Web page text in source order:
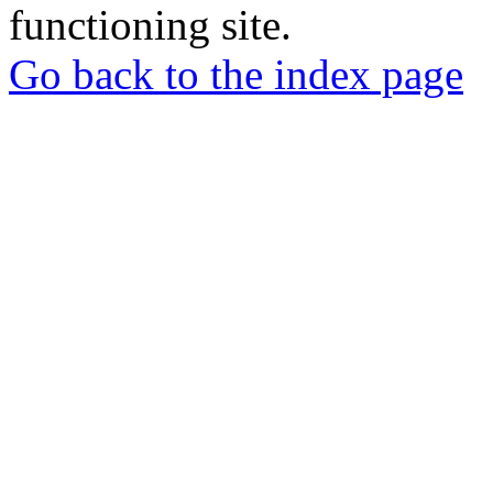
functioning site.
Go back to the index page